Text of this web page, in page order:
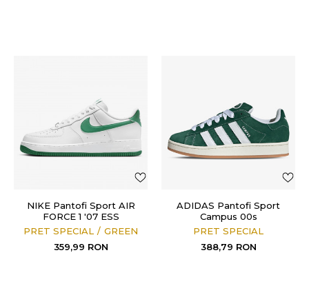
NIKE Pantofi Sport AIR
FORCE 1 '07 ESS
PRET SPECIAL
GREEN
359,99 RON
ADIDAS Pantofi Sport
Campus 00s
PRET SPECIAL
388,79 RON